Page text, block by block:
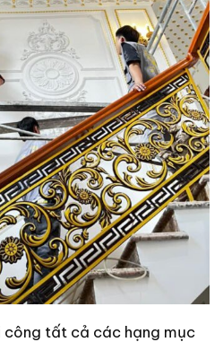
công tất cả các hạng mục